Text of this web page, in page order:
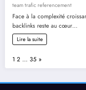
team trafic referencement
Face à la complexité
backlinks reste au cœur…
Lire la suite
Page:
1 2 … 35 Next
»